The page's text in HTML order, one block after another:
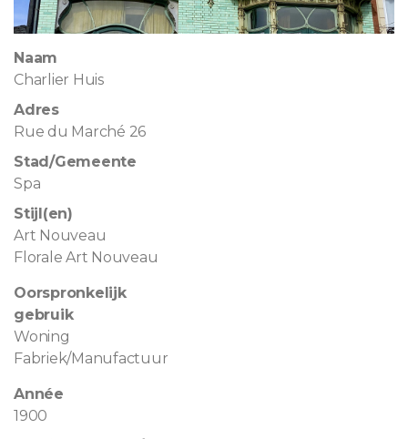
Naam
Charlier Huis
Adres
Rue du Marché 26
Stad/Gemeente
Spa
Stijl(en)
Art Nouveau
Florale Art Nouveau
Oorspronkelijk
gebruik
Woning
Fabriek/Manufactuur
Année
1900